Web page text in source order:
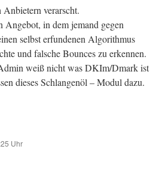
verarscht.
Angebot, in dem jemand gegen
selbst erfundenen Algorithmus
und falsche Bounces zu erkennen.
weiß nicht was DKIm/Dmark ist
dieses Schlangenöl – Modul dazu.
Uhr